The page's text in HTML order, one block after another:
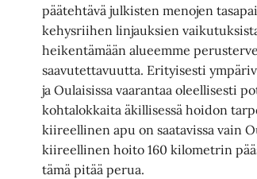
päätehtävä julkisten menojen
kehysriihen linjauksien
heikentämään alueemme
saavutettavuutta. Erityisesti
ja Oulaisissa vaarantaa oleellisesti
kohtalokkaita äkillisessä hoidon
kiireellinen apu on saatavissa vain
kiireellinen hoito 160 kilometrin
tämä pitää perua.